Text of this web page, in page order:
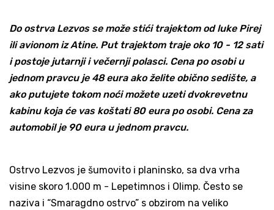
Do ostrva Lezvos se može stići trajektom od luke Pirej
ili avionom iz Atine. Put trajektom traje oko 10 - 12 sati
i postoje jutarnji i večernji polasci. Cena po osobi u
jednom pravcu je 48 eura ako želite obično sedište, a
ako putujete tokom noći možete uzeti dvokrevetnu
kabinu koja će vas koštati 80 eura po osobi. Cena za
automobil je 90 eura u jednom pravcu.
Ostrvo Lezvos je šumovito i planinsko, sa dva vrha
visine skoro 1.000 m - Lepetimnos i Olimp. Često se
naziva i “Smaragdno ostrvo” s obzirom na veliko